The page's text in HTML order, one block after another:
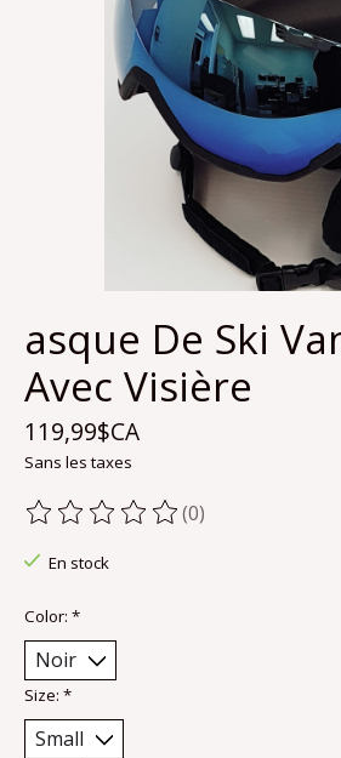
asque De Ski
Avec Visière
119,99$CA
Sans les taxes
Ce produit est évalué à
(0)
En stock
Color: *
Size: *